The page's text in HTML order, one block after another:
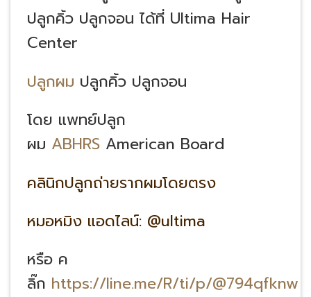
ปลูกคิ้ว ปลูกจอน ได้ที่ Ultima Hair
Center
ปลูกผม ปลูกคิ้ว ปลูกจอน
โดย แพทย์ปลูก
ผม ABHRSAmerican Board
คลินิกปลูกถ่ายรากผมโดยตรง
หมอหมิง แอดไลน์: @ultima
หรือ ค
ลิ๊ก https://line.me/R/ti/p/@794qfknw